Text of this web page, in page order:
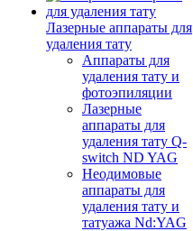
Лазерные аппараты для
удаления тату
Аппараты для
удаления тату и
фотоэпиляции
Лазерные
аппараты для
удаления тату Q-
switch ND YAG
Неодимовые
аппараты для
удаления тату и
татуажа Nd:YAG